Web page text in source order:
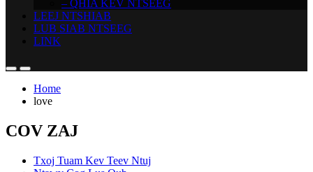
– QHIA KEV NTSEEG
LEEJ NTSHIAB
LUB SIAB NTSEEG
LINK
Home
love
COV ZAJ
Txoj Tuam Kev Teev Ntuj